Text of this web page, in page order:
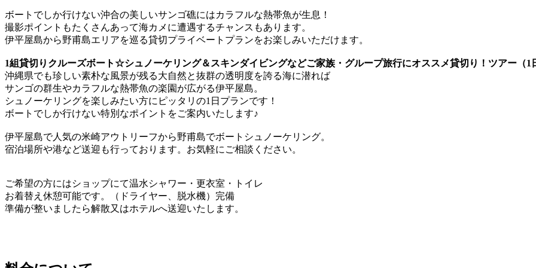
ボートでしか行けない沖合の美しいサンゴ礁にはカラフルな熱帯魚が生息！
撮影ポイントもたくさんあって海カメに遭遇するチャンスもあります。
伊平屋島から野甫島エリアを巡る貸切プライベートプランをお楽しみいただけます。
1組貸切りクルーズボート☆シュノーケリング＆スキンダイビングなどご家族・グループ旅行にオススメ貸切り！ツアー（1
沖縄県でも珍しい素朴な風景が残る大自然と抜群の透明度を誇る海に潜れば
サンゴの群生やカラフルな熱帯魚の楽園が広がる伊平屋島。
シュノーケリングを楽しみたい方にピッタリの1日プランです！
ボートでしか行けない特別なポイントをご案内いたします♪
伊平屋島で人気の米崎アウトリーフから野甫島でボートシュノーケリング。
宿泊場所や港など送迎も行っております。お気軽にご相談ください。
ご希望の方にはショップにて温水シャワー・更衣室・トイレ
お着替え休憩可能です。（ドライヤー、脱水機）完備
準備が整いましたら解散又はホテルへ送迎いたします。